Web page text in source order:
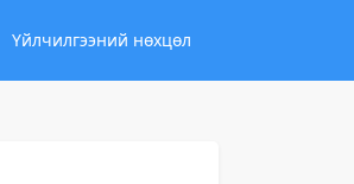
Үйлчилгээний нөхцөл